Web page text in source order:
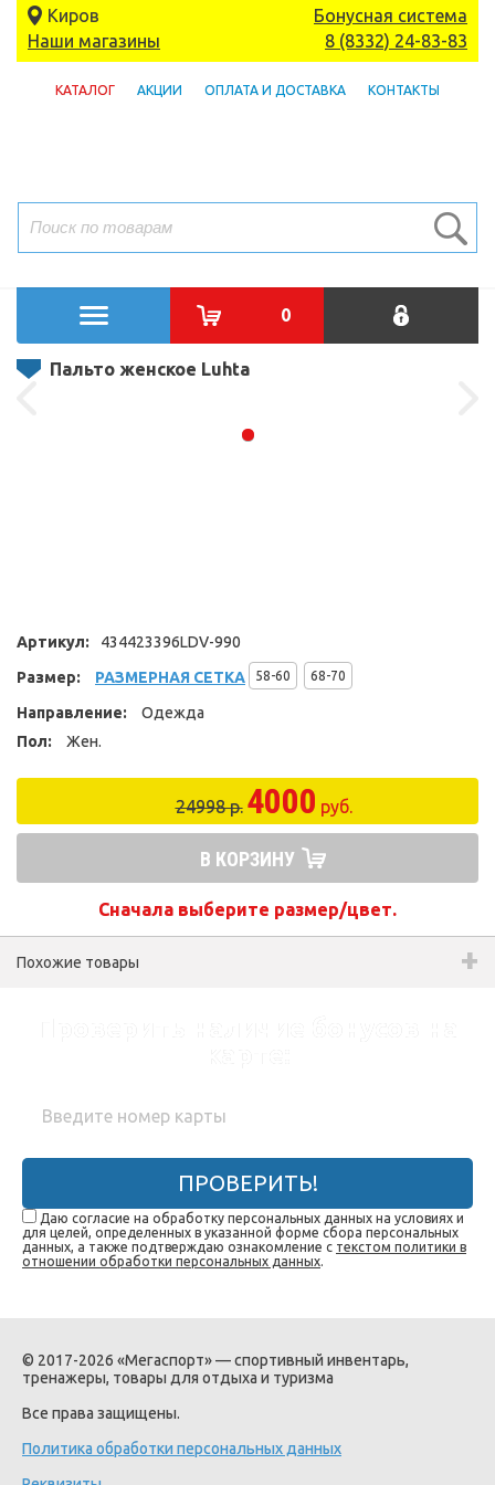
Киров
Наши магазины
Бонусная система
8 (8332) 24-83-83
КАТАЛОГ АКЦИИ ОПЛАТА И ДОСТАВКА КОНТАКТЫ
0
Пальто женское Luhta
Артикул:
434423396LDV-990
Размер:
РАЗМЕРНАЯ СЕТКА 58-60 68-70
Направление:
Одежда
Пол:
Жен.
24998 р. 4000 руб.
В КОРЗИНУ
Сначала выберите размер/цвет.
Похожие товары
ПРОВЕРИТЬ!
Даю согласие на обработку персональных данных на условиях и
для целей, определенных в указанной форме сбора персональных
данных, а также подтверждаю ознакомление с текстом политики в
отношении обработки персональных данных.
© 2017-2026 «Мегаспорт» — спортивный инвентарь,
тренажеры, товары для отдыха и туризма
Все права защищены.
Политика обработки персональных данных